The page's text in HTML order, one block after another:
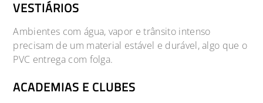
VESTIÁRIOS
Ambientes com água, vapor e trânsito intenso
precisam de um material estável e durável, algo que o
PVC entrega com folga.
ACADEMIAS E CLUBES